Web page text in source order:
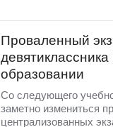
Проваленный
образовании
Со следующего
заметно измениться
централизованных